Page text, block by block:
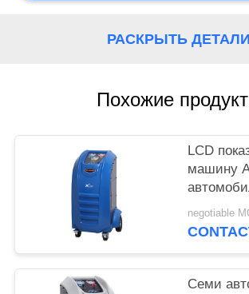
РАСКРЫТЬ ДЕТАЛИ
Похожие
LCD
машину
R134a
negotiable
Семи